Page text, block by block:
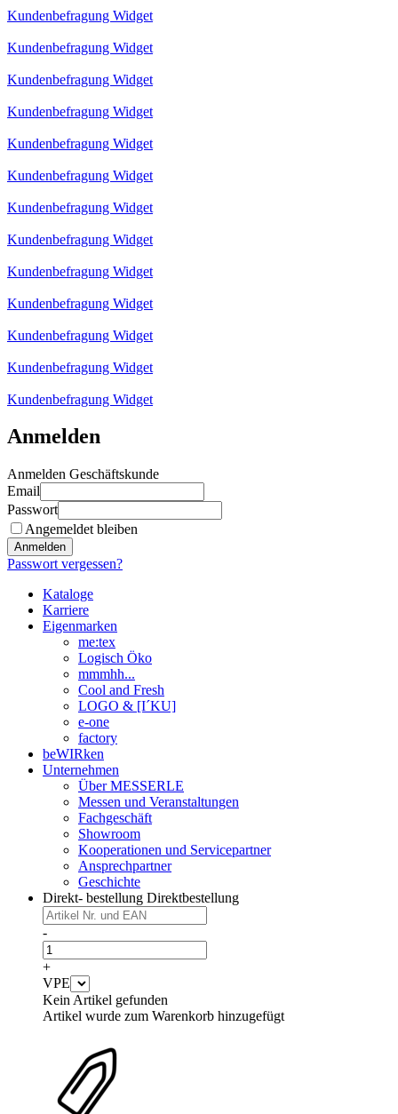
Kundenbefragung Widget
Kundenbefragung Widget
Kundenbefragung Widget
Kundenbefragung Widget
Kundenbefragung Widget
Kundenbefragung Widget
Kundenbefragung Widget
Kundenbefragung Widget
Kundenbefragung Widget
Kundenbefragung Widget
Kundenbefragung Widget
Kundenbefragung Widget
Kundenbefragung Widget
Anmelden
Anmelden Geschäftskunde
Email
Passwort
Angemeldet bleiben
Anmelden
Passwort vergessen?
Kataloge
Karriere
Eigenmarken
me:tex
Logisch Öko
mmmhh...
Cool and Fresh
LOGO & [I´KU]
e-one
factory
beWIRken
Unternehmen
Über MESSERLE
Messen und Veranstaltungen
Fachgeschäft
Showroom
Kooperationen und Servicepartner
Ansprechpartner
Geschichte
Direkt- bestellung Direktbestellung
-
+
VPE
Kein Artikel gefunden
Artikel wurde zum Warenkorb hinzugefügt